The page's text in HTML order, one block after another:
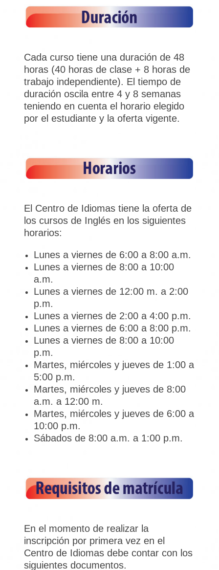
Cada curso tiene una duración de 48
horas (40 horas de clase + 8 horas de
trabajo independiente). El tiempo de
duración oscila entre 4 y 8 semanas
teniendo en cuenta el horario elegido
por el estudiante y la oferta vigente.
El Centro de Idiomas tiene la oferta de
los cursos de Inglés en los siguientes
horarios:
Lunes a viernes de 6:00 a 8:00 a.m.
Lunes a viernes de 8:00 a 10:00
a.m.
Lunes a viernes de 12:00 m. a 2:00
p.m.
Lunes a viernes de 2:00 a 4:00 p.m.
Lunes a viernes de 6:00 a 8:00 p.m.
Lunes a viernes de 8:00 a 10:00
p.m.
Martes, miércoles y jueves de 1:00 a
5:00 p.m.
Martes, miércoles y jueves de 8:00
a.m. a 12:00 m.
Martes, miércoles y jueves de 6:00 a
10:00 p.m.
Sábados de 8:00 a.m. a 1:00 p.m.
En el momento de realizar la
inscripción por primera vez en el
Centro de Idiomas debe contar con los
siguientes documentos.